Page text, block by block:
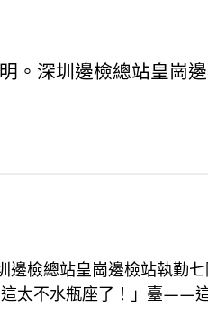
。深圳邊檢總站皇崗
檢總站皇崗邊檢站執勤
太不水瓶座了！」臺——